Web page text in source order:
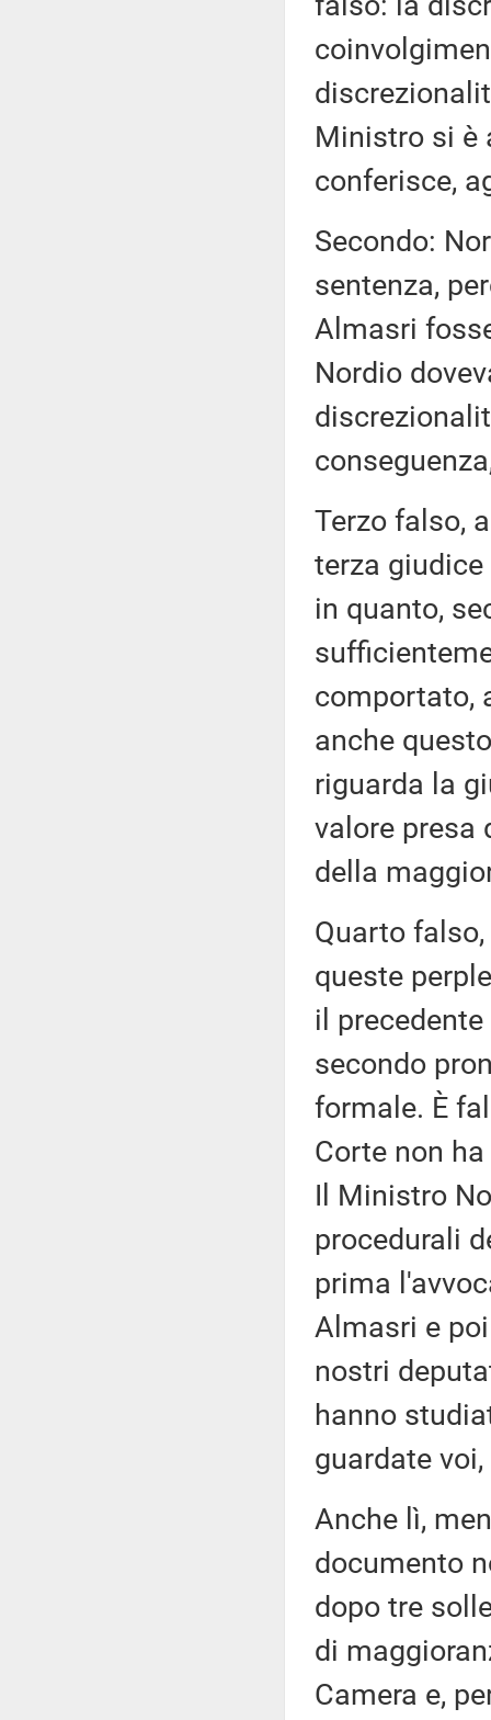
Ministro si è
conferisce,
Secondo:
sentenza,
Almasri
Nordio
Terzo falso,
terza
in quanto,
comportato,
anche
riguarda la
valore presa
della
Quarto
queste
il
secondo
formale. È
Corte non
Il Ministro
procedurali
prima
Almasri e
nostri
hanno
guardate
Anche lì,
documento
dopo tre
di
Camera e,